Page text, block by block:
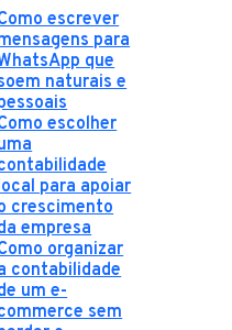
escrever
para
que
naturais e
escolher
para apoiar
crescimento
empresa
organizar
contabilidade
um e-
sem